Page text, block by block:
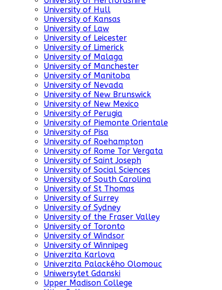
University of Hull
University of Kansas
University of Law
University of Leicester
University of Limerick
University of Malaga
University of Manchester
University of Manitoba
University of Nevada
University of New Brunswick
University of New Mexico
University of Perugia
University of Piemonte Orientale
University of Pisa
University of Roehampton
University of Rome Tor Vergata
University of Saint Joseph
University of Social Sciences
University of South Carolina
University of St Thomas
University of Surrey
University of Sydney
University of the Fraser Valley
University of Toronto
University of Windsor
University of Winnipeg
Univerzita Karlova
Univerzita Palackého Olomouc
Uniwersytet Gdanski
Upper Madison College